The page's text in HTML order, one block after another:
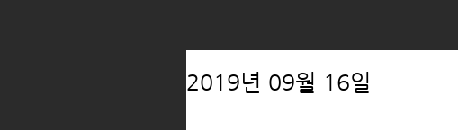
2019년 09월 16일